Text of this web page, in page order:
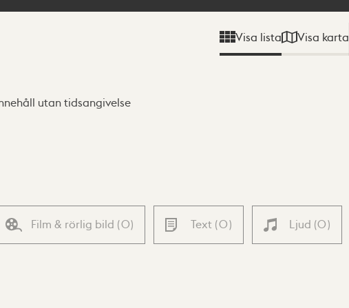
Visa lista Visa karta
utan tidsangivelse
Film & rörlig bild (0) Text (0) Ljud (0)